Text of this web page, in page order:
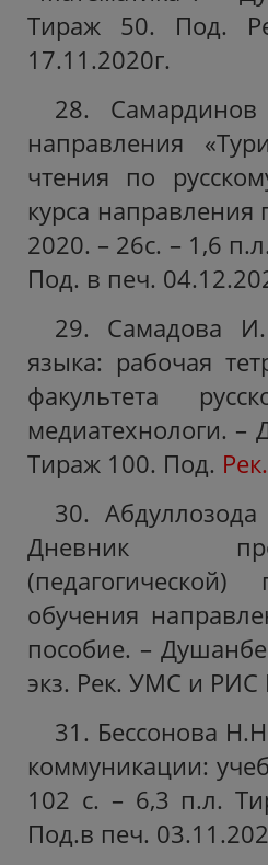
Тираж 50. Под.
17.11.2020г.
28.
направления
чтения по
курса
2020. – 26с. – 1,6
Под. в печ.
29. Самадова
языка: рабочая
факультета
медиатехнологи. –
Тираж 100. Под.
30.
Дневник
обучения
пособие. –
экз. Рек. УМС и РИС
31. Бессонова
коммуникации:
102 с. – 6,3 п.л.
Под.в печ.